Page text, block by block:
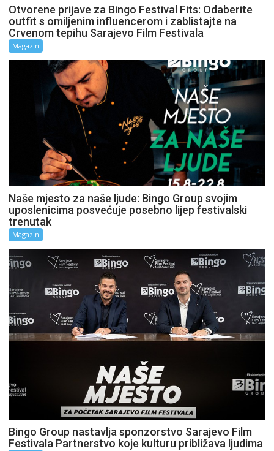
Otvorene prijave za Bingo Festival Fits: Odaberite
outfit s omiljenim influencerom i zablistajte na
Crvenom tepihu Sarajevo Film Festivala
Magazin
Naše mjesto za naše ljude: Bingo Group svojim
uposlenicima posvećuje posebno lijep festivalski
trenutak
Magazin
Bingo Group nastavlja sponzorstvo Sarajevo Film
Festivala Partnerstvo koje kulturu približava ljudima